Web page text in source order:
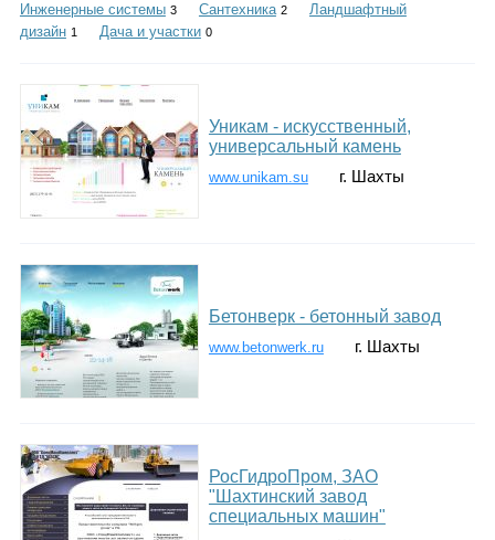
Инфо
Гороскоп
Инженерные системы 3 Сантехника 2
Ландшафтный
дизайн 1 Дача и участки 0
Уникам - искусственный,
универсальный камень
www.unikam.su г. Шахты
Бетонверк - бетонный завод
www.betonwerk.ru г. Шахты
РосГидроПром, ЗАО
"Шахтинский завод
специальных машин"